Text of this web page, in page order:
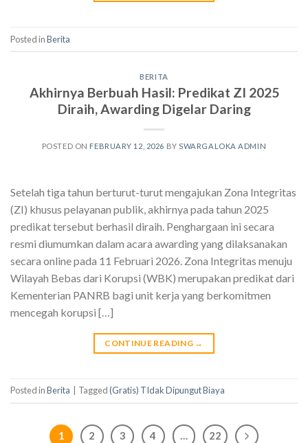
Posted inBerita
BERITA
Akhirnya Berbuah Hasil: Predikat ZI 2025
Diraih, Awarding Digelar Daring
POSTED ON FEBRUARY 12, 2026 BYSWARGALOKA ADMIN
Setelah tiga tahun berturut-turut mengajukan Zona Integritas
(ZI) khusus pelayanan publik, akhirnya pada tahun 2025
predikat tersebut berhasil diraih. Penghargaan ini secara
resmi diumumkan dalam acara awarding yang dilaksanakan
secara online pada 11 Februari 2026. Zona Integritas menuju
Wilayah Bebas dari Korupsi (WBK) merupakan predikat dari
Kementerian PANRB bagi unit kerja yang berkomitmen
mencegah korupsi […]
CONTINUE READING →
Posted inBerita Tagged(Gratis) TIdak Dipungut Biaya
1 2 3 4 … 22